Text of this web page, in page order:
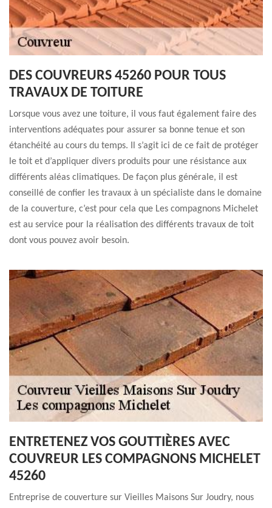
DES COUVREURS 45260 POUR TOUS
TRAVAUX DE TOITURE
Lorsque vous avez une toiture, il vous faut également faire des
interventions adéquates pour assurer sa bonne tenue et son
étanchéité au cours du temps. Il s’agit ici de ce fait de protéger
le toit et d’appliquer divers produits pour une résistance aux
différents aléas climatiques. De façon plus générale, il est
conseillé de confier les travaux à un spécialiste dans le domaine
de la couverture, c’est pour cela que Les compagnons Michelet
est au service pour la réalisation des différents travaux de toit
dont vous pouvez avoir besoin.
ENTRETENEZ VOS GOUTTIÈRES AVEC
COUVREUR LES COMPAGNONS MICHELET
45260
Entreprise de couverture sur Vieilles Maisons Sur Joudry, nous